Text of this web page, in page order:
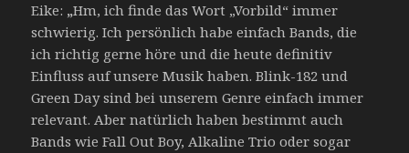
Eike: „Hm, ich finde das Wort „Vorbild“ immer
schwierig. Ich persönlich habe einfach Bands, die
ich richtig gerne höre und die heute definitiv
Einfluss auf unsere Musik haben. Blink-182 und
Green Day sind bei unserem Genre einfach immer
relevant. Aber natürlich haben bestimmt auch
Bands wie Fall Out Boy, Alkaline Trio oder sogar